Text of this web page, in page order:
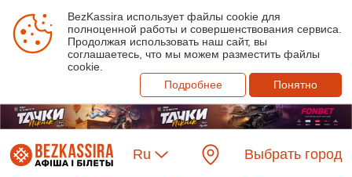
BezKassira использует файлы cookie для
полноценной работы и совершенствования сервиса.
Продолжая использовать наш сайт, вы
соглашаетесь, что мы можем разместить файлы
cookie.
Подробнее
Понятно
Ru Выбрать город